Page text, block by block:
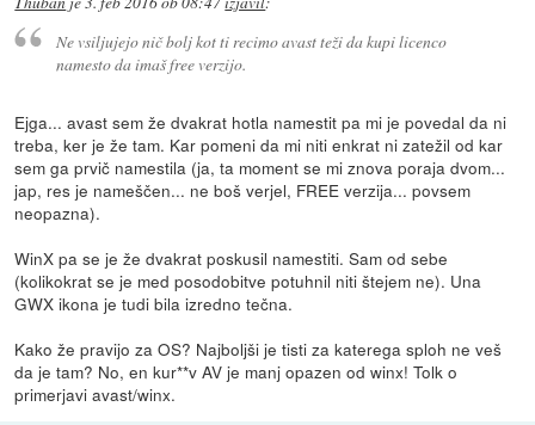
Ne vsiljujejo nič bolj kot ti recimo avast teži da kupi licenco
namesto da imaš free verzijo.
Ejga... avast sem že dvakrat hotla namestit pa mi je povedal da ni
treba, ker je že tam. Kar pomeni da mi niti enkrat ni zatežil od kar
sem ga prvič namestila (ja, ta moment se mi znova poraja dvom...
jap, res je nameščen... ne boš verjel, FREE verzija... povsem
neopazna).
WinX pa se je že dvakrat poskusil namestiti. Sam od sebe
(kolikokrat se je med posodobitve potuhnil niti štejem ne). Una
GWX ikona je tudi bila izredno tečna.
Kako že pravijo za OS? Najboljši je tisti za katerega sploh ne veš
da je tam? No, en kur**v AV je manj opazen od winx! Tolk o
primerjavi avast/winx.